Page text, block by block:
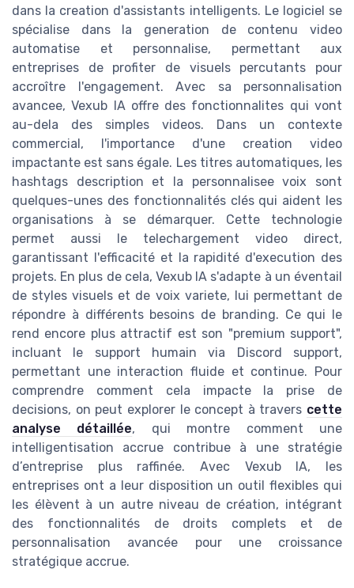
dans la creation d'assistants intelligents. Le logiciel se
spécialise dans la generation de contenu video
automatise et personnalise, permettant aux
entreprises de profiter de visuels percutants pour
accroître l'engagement. Avec sa personnalisation
avancee, Vexub IA offre des fonctionnalites qui vont
au-dela des simples videos. Dans un contexte
commercial, l'importance d'une creation video
impactante est sans égale. Les titres automatiques, les
hashtags description et la personnalisee voix sont
quelques-unes des fonctionnalités clés qui aident les
organisations à se démarquer. Cette technologie
permet aussi le telechargement video direct,
garantissant l'efficacité et la rapidité d'execution des
projets. En plus de cela, Vexub IA s'adapte à un éventail
de styles visuels et de voix variete, lui permettant de
répondre à différents besoins de branding. Ce qui le
rend encore plus attractif est son "premium support",
incluant le support humain via Discord support,
permettant une interaction fluide et continue. Pour
comprendre comment cela impacte la prise de
decisions, on peut explorer le concept à travers cette
analyse détaillée, qui montre comment une
intelligentisation accrue contribue à une stratégie
d’entreprise plus raffinée. Avec Vexub IA, les
entreprises ont a leur disposition un outil flexibles qui
les élèvent à un autre niveau de création, intégrant
des fonctionnalités de droits complets et de
personnalisation avancée pour une croissance
stratégique accrue.